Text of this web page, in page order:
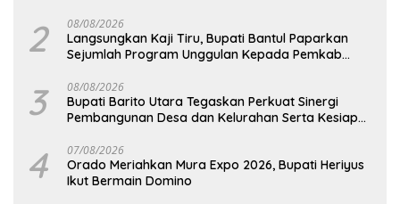
2 08/08/2026
Langsungkan Kaji Tiru, Bupati Bantul Paparkan
Sejumlah Program Unggulan Kepada Pemkab
3 08/08/2026
Bupati Barito Utara Tegaskan Perkuat Sinergi
Pembangunan Desa dan Kelurahan Serta Kesiapan
4 07/08/2026
Orado Meriahkan Mura Expo 2026, Bupati Heriyus
Ikut Bermain Domino